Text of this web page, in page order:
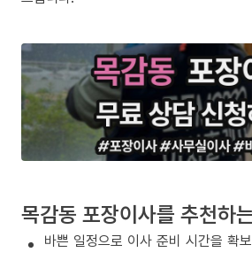
목감동 포장이사를 추천하
바쁜 일정으로 이사 준비 시간을 확